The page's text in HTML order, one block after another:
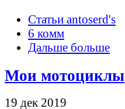
Статьи antoserd's
6 комм
Дальше больше
Мои мотоциклы
19 дек 2019